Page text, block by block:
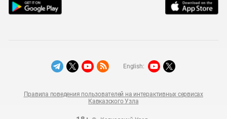
Правила поведения пользователей на интерактивных сервисах
Кавказского Узла
English: